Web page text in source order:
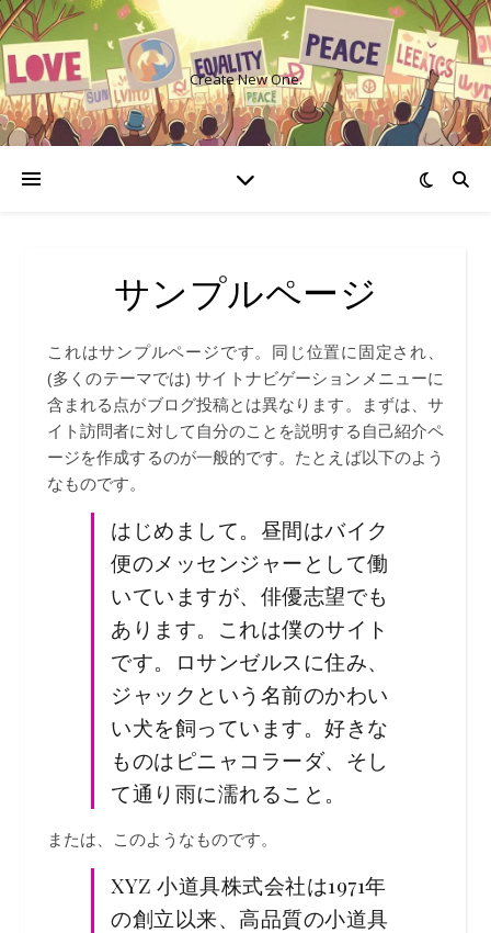
Create New One.
サンプルページ
これはサンプルページです。同じ位置に固定され、
(多くのテーマでは) サイトナビゲーションメニューに
含まれる点がブログ投稿とは異なります。まずは、サ
イト訪問者に対して自分のことを説明する自己紹介ペ
ージを作成するのが一般的です。たとえば以下のよう
なものです。
はじめまして。昼間はバイク
便のメッセンジャーとして働
いていますが、俳優志望でも
あります。これは僕のサイト
です。ロサンゼルスに住み、
ジャックという名前のかわい
い犬を飼っています。好きな
ものはピニャコラーダ、そし
て通り雨に濡れること。
または、このようなものです。
XYZ 小道具株式会社は1971年
の創立以来、高品質の小道具